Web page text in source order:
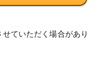
ていただく場合があり